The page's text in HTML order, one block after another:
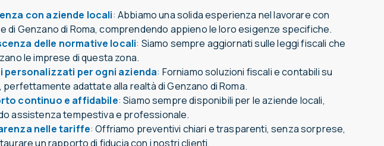
con aziende locali: Abbiamo una solida esperienza nel lavorare con
di Genzano di Roma, comprendendo appieno le loro esigenze specifiche.
delle normative locali: Siamo sempre aggiornati sulle leggi fiscali che
le imprese di questa zona.
personalizzati per ogni azienda: Forniamo soluzioni fiscali e contabili su
perfettamente adattate alla realtà di Genzano di Roma.
continuo e affidabile: Siamo sempre disponibili per le aziende locali,
assistenza tempestiva e professionale.
nelle tariffe: Offriamo preventivi chiari e trasparenti, senza sorprese,
un rapporto di fiducia con i nostri clienti.